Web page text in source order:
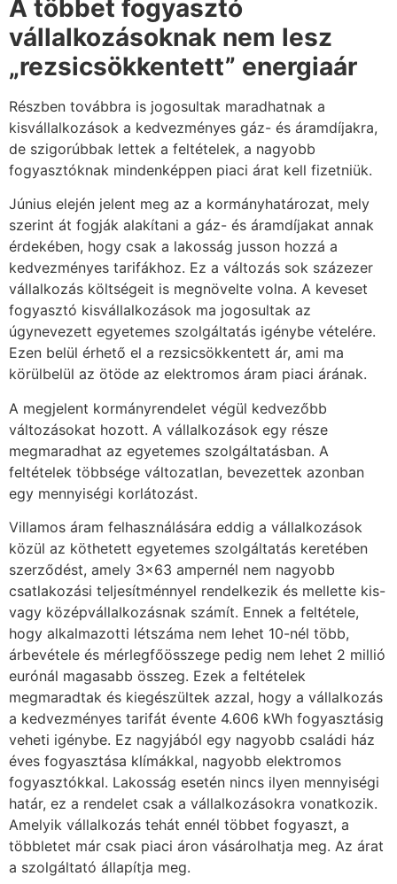
A többet fogyasztó
vállalkozásoknak nem lesz
„rezsicsökkentett” energiaár
Részben továbbra is jogosultak maradhatnak a
kisvállalkozások a kedvezményes gáz- és áramdíjakra,
de szigorúbbak lettek a feltételek, a nagyobb
fogyasztóknak mindenképpen piaci árat kell fizetniük.
Június elején jelent meg az a kormányhatározat, mely
szerint át fogják alakítani a gáz- és áramdíjakat annak
érdekében, hogy csak a lakosság jusson hozzá a
kedvezményes tarifákhoz. Ez a változás sok százezer
vállalkozás költségeit is megnövelte volna. A keveset
fogyasztó kisvállalkozások ma jogosultak az
úgynevezett egyetemes szolgáltatás igénybe vételére.
Ezen belül érhető el a rezsicsökkentett ár, ami ma
körülbelül az ötöde az elektromos áram piaci árának.
A megjelent kormányrendelet végül kedvezőbb
változásokat hozott. A vállalkozások egy része
megmaradhat az egyetemes szolgáltatásban. A
feltételek többsége változatlan, bevezettek azonban
egy mennyiségi korlátozást.
Villamos áram felhasználására eddig a vállalkozások
közül az köthetett egyetemes szolgáltatás keretében
szerződést, amely 3×63 ampernél nem nagyobb
csatlakozási teljesítménnyel rendelkezik és mellette kis-
vagy középvállalkozásnak számít. Ennek a feltétele,
hogy alkalmazotti létszáma nem lehet 10-nél több,
árbevétele és mérlegfőösszege pedig nem lehet 2 millió
eurónál magasabb összeg. Ezek a feltételek
megmaradtak és kiegészültek azzal, hogy a vállalkozás
a kedvezményes tarifát évente 4.606 kWh fogyasztásig
veheti igénybe. Ez nagyjából egy nagyobb családi ház
éves fogyasztása klímákkal, nagyobb elektromos
fogyasztókkal. Lakosság esetén nincs ilyen mennyiségi
határ, ez a rendelet csak a vállalkozásokra vonatkozik.
Amelyik vállalkozás tehát ennél többet fogyaszt, a
többletet már csak piaci áron vásárolhatja meg. Az árat
a szolgáltató állapítja meg.